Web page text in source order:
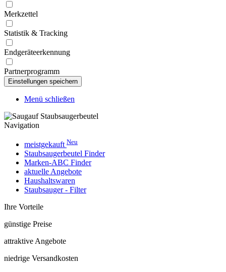
Merkzettel
Statistik & Tracking
Endgeräteerkennung
Partnerprogramm
Menü schließen
Navigation
meistgekauft Neu
Staubsaugerbeutel Finder
Marken-ABC Finder
aktuelle Angebote
Haushaltswaren
Staubsauger - Filter
Ihre Vorteile
günstige Preise
attraktive Angebote
niedrige Versandkosten